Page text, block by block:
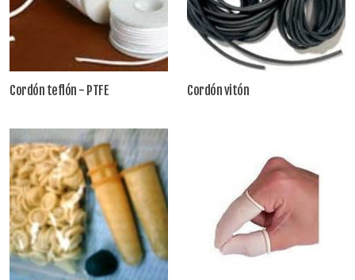
Cordón teflón - PTFE Cordón vitón